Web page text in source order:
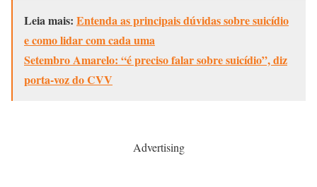
Leia mais: Entenda as principais dúvidas sobre suicídio
e como lidar com cada uma
Setembro Amarelo: “é preciso falar sobre suicídio”, diz
porta-voz do CVV
Advertising